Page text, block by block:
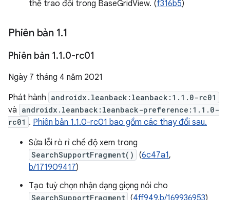
thể trao đổi trong BaseGridView. (f316b5)
Phiên bản 1.1
Phiên bản 1.1.0-rc01
Ngày 7 tháng 4 năm 2021
Phát hành androidx.leanback:leanback:1.1.0-rc01
và androidx.leanback:leanback-preference:1.1.0-
rc01 . Phiên bản 1.1.0-rc01 bao gồm các thay đổi sau.
Sửa lỗi rò rỉ chế độ xem trong
SearchSupportFragment() (6c47a1,
b/171909417)
Tạo tuỳ chọn nhận dạng giọng nói cho
SearchSupportFragment (4ff949,b/169936953)